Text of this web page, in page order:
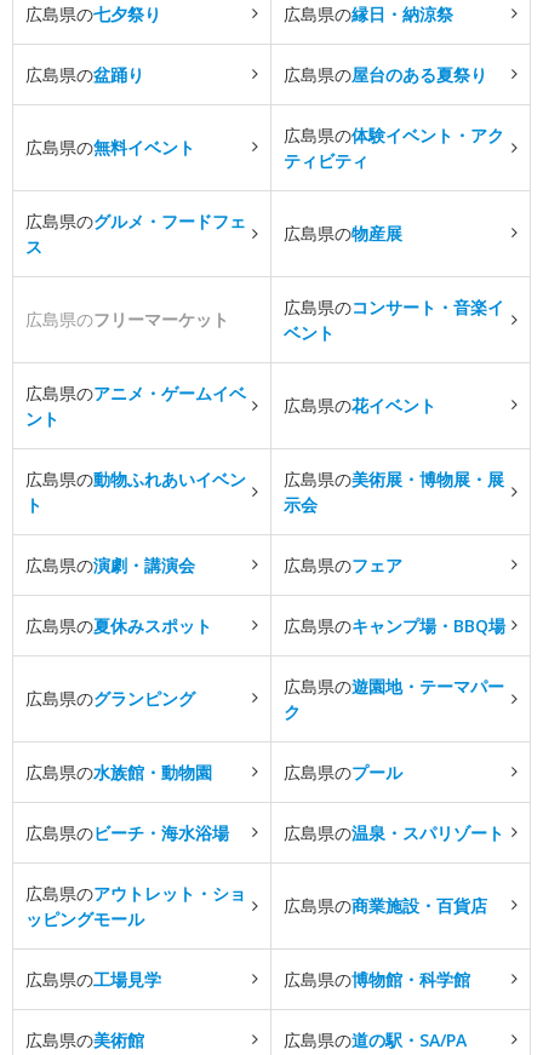
広島県の七夕祭り 広島県の縁日・納涼祭
広島県の盆踊り 広島県の屋台のある夏祭り
広島県の無料イベント
広島県の体験イベント・アク
ティビティ
広島県のグルメ・フードフェ
ス
広島県の物産展
広島県のフリーマーケット
広島県のコンサート・音楽イ
ベント
広島県のアニメ・ゲームイベ
ント
広島県の花イベント
広島県の動物ふれあいイベン
ト
広島県の美術展・博物展・展
示会
広島県の演劇・講演会 広島県のフェア
広島県の夏休みスポット 広島県のキャンプ場・BBQ場
広島県のグランピング
広島県の遊園地・テーマパー
ク
広島県の水族館・動物園 広島県のプール
広島県のビーチ・海水浴場 広島県の温泉・スパリゾート
広島県のアウトレット・ショ
ッピングモール
広島県の商業施設・百貨店
広島県の工場見学 広島県の博物館・科学館
広島県の美術館 広島県の道の駅・SA/PA